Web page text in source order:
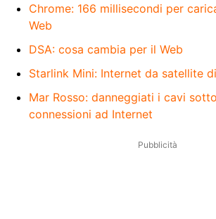
Chrome: 166 millisecondi per
Web
DSA: cosa cambia per il Web
Starlink Mini: Internet da satellite
Mar Rosso: danneggiati i cavi
connessioni ad Internet
Pubblicità